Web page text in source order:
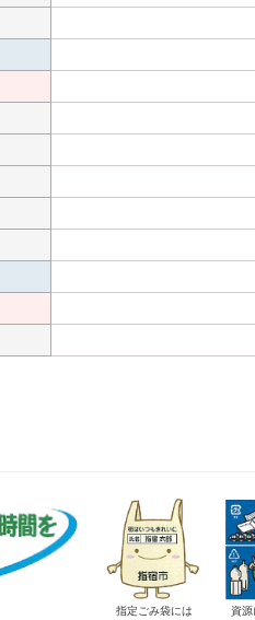
指定ごみ袋には 資